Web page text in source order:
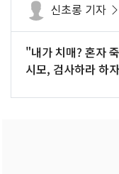
신초롱 기자
"내가 치매? 혼자
시모, 검사하라 하